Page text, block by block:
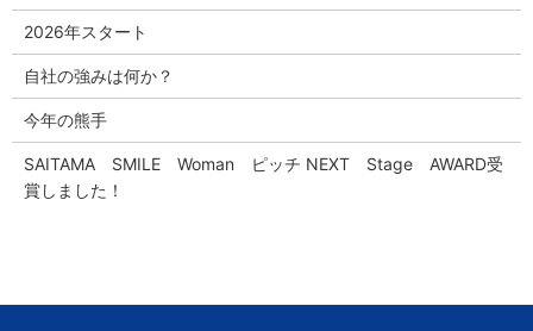
2026年スタート
自社の強みは何か？
今年の熊手
SAITAMA SMILE Woman ピッチ NEXT Stage AWARD受
賞しました！